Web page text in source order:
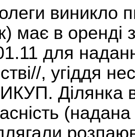
виникло
має в оренді
для
, угіддя
Ділянка